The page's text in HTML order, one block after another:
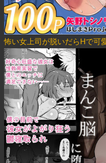
怖い女上司が脱いだらHで可